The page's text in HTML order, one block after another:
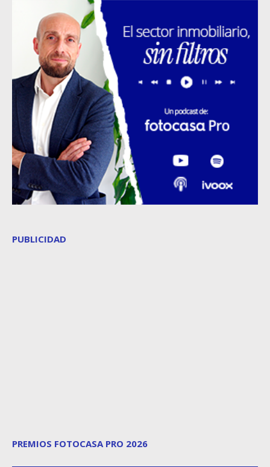
PUBLICIDAD
PREMIOS FOTOCASA PRO 2026